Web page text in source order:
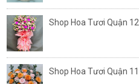
Shop Hoa Tươi Quận 12
Shop Hoa Tươi Quận 11